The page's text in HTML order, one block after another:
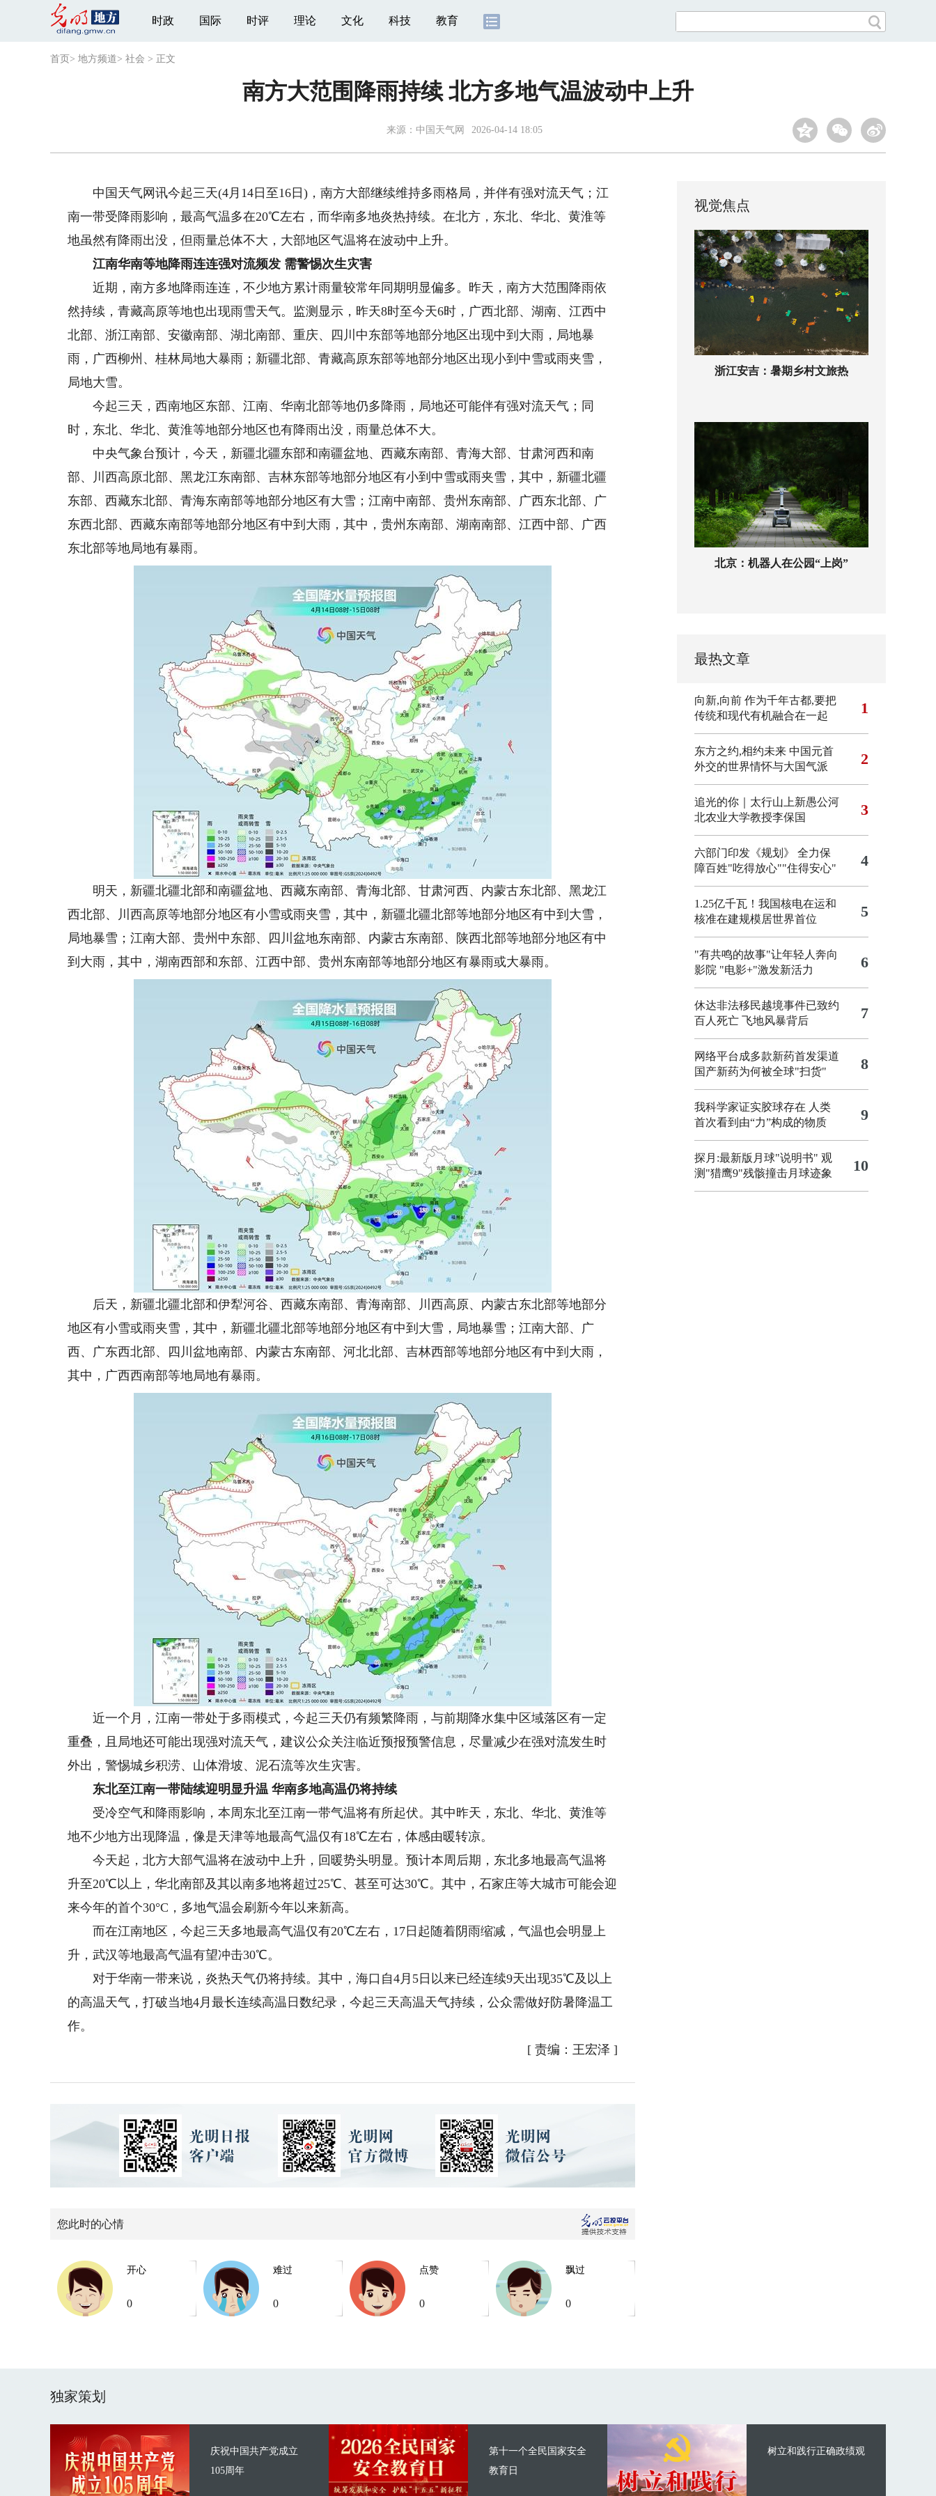
时政 国际 时评 理论 文化 科技 教育
首页 > 地方频道> 社会 > 正文
南方大范围降雨持续 北方多地气温波动中上升
来源： 中国天气网 2026-04-14 18:05
中国天气网讯今起三天(4月14日至16日)，南方大部继续维持多雨格局，并伴有强对流天气；江
南一带受降雨影响，最高气温多在20℃左右，而华南多地炎热持续。在北方，东北、华北、黄淮等
地虽然有降雨出没，但雨量总体不大，大部地区气温将在波动中上升。
江南华南等地降雨连连强对流频发 需警惕次生灾害
近期，南方多地降雨连连，不少地方累计雨量较常年同期明显偏多。昨天，南方大范围降雨依
然持续，青藏高原等地也出现雨雪天气。监测显示，昨天8时至今天6时，广西北部、湖南、江西中
北部、浙江南部、安徽南部、湖北南部、重庆、四川中东部等地部分地区出现中到大雨，局地暴
雨，广西柳州、桂林局地大暴雨；新疆北部、青藏高原东部等地部分地区出现小到中雪或雨夹雪，
局地大雪。
今起三天，西南地区东部、江南、华南北部等地仍多降雨，局地还可能伴有强对流天气；同
时，东北、华北、黄淮等地部分地区也有降雨出没，雨量总体不大。
中央气象台预计，今天，新疆北疆东部和南疆盆地、西藏东南部、青海大部、甘肃河西和南
部、川西高原北部、黑龙江东南部、吉林东部等地部分地区有小到中雪或雨夹雪，其中，新疆北疆
东部、西藏东北部、青海东南部等地部分地区有大雪；江南中南部、贵州东南部、广西东北部、广
东西北部、西藏东南部等地部分地区有中到大雨，其中，贵州东南部、湖南南部、江西中部、广西
东北部等地局地有暴雨。
明天，新疆北疆北部和南疆盆地、西藏东南部、青海北部、甘肃河西、内蒙古东北部、黑龙江
西北部、川西高原等地部分地区有小雪或雨夹雪，其中，新疆北疆北部等地部分地区有中到大雪，
局地暴雪；江南大部、贵州中东部、四川盆地东南部、内蒙古东南部、陕西北部等地部分地区有中
到大雨，其中，湖南西部和东部、江西中部、贵州东南部等地部分地区有暴雨或大暴雨。
后天，新疆北疆北部和伊犁河谷、西藏东南部、青海南部、川西高原、内蒙古东北部等地部分
地区有小雪或雨夹雪，其中，新疆北疆北部等地部分地区有中到大雪，局地暴雪；江南大部、广
西、广东西北部、四川盆地南部、内蒙古东南部、河北北部、吉林西部等地部分地区有中到大雨，
其中，广西西南部等地局地有暴雨。
近一个月，江南一带处于多雨模式，今起三天仍有频繁降雨，与前期降水集中区域落区有一定
重叠，且局地还可能出现强对流天气，建议公众关注临近预报预警信息，尽量减少在强对流发生时
外出，警惕城乡积涝、山体滑坡、泥石流等次生灾害。
东北至江南一带陆续迎明显升温 华南多地高温仍将持续
受冷空气和降雨影响，本周东北至江南一带气温将有所起伏。其中昨天，东北、华北、黄淮等
地不少地方出现降温，像是天津等地最高气温仅有18℃左右，体感由暖转凉。
今天起，北方大部气温将在波动中上升，回暖势头明显。预计本周后期，东北多地最高气温将
升至20℃以上，华北南部及其以南多地将超过25℃、甚至可达30℃。其中，石家庄等大城市可能会迎
来今年的首个30°C，多地气温会刷新今年以来新高。
而在江南地区，今起三天多地最高气温仅有20℃左右，17日起随着阴雨缩减，气温也会明显上
升，武汉等地最高气温有望冲击30℃。
对于华南一带来说，炎热天气仍将持续。其中，海口自4月5日以来已经连续9天出现35℃及以上
的高温天气，打破当地4月最长连续高温日数纪录，今起三天高温天气持续，公众需做好防暑降温工
作。
[ 责编：王宏泽 ]
您此时的心情
开心
0
难过
0
点赞
0
飘过
0
视觉焦点
浙江安吉：暑期乡村文旅热
北京：机器人在公园“上岗”
最热文章
向新,向前 作为千年古都,要把
传统和现代有机融合在一起
1
东方之约,相约未来 中国元首
外交的世界情怀与大国气派
2
追光的你｜太行山上新愚公河
北农业大学教授李保国
3
六部门印发《规划》 全力保
障百姓"吃得放心""住得安心"
4
1.25亿千瓦！我国核电在运和
核准在建规模居世界首位
5
"有共鸣的故事"让年轻人奔向
影院 "电影+"激发新活力 6
休达非法移民越境事件已致约
百人死亡 飞地风暴背后 7
网络平台成多款新药首发渠道
国产新药为何被全球"扫货"
8
我科学家证实胶球存在 人类
首次看到由“力”构成的物质
9
探月:最新版月球"说明书" 观
测"猎鹰9"残骸撞击月球迹象
10
独家策划
庆祝中国共产党成立
105周年
第十一个全民国家安全
教育日
树立和践行正确政绩观